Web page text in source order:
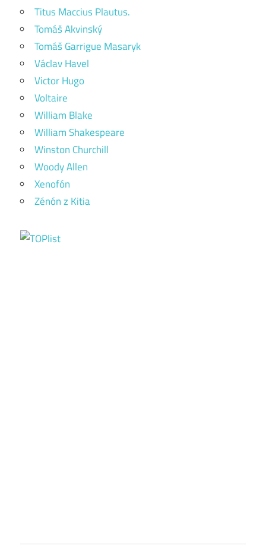
Titus Maccius Plautus.
Tomáš Akvinský
Tomáš Garrigue Masaryk
Václav Havel
Victor Hugo
Voltaire
William Blake
William Shakespeare
Winston Churchill
Woody Allen
Xenofón
Zénón z Kitia